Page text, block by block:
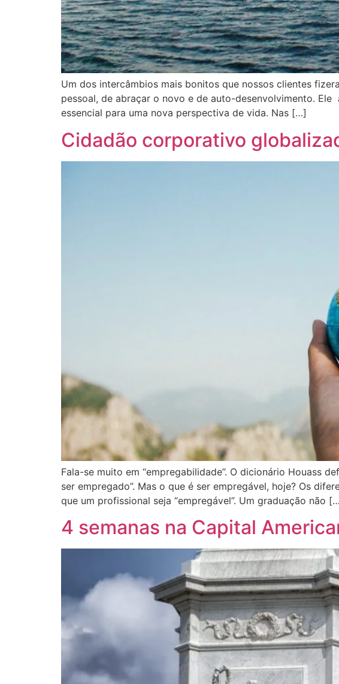
Um dos intercâmbios mais bonitos que nossos clientes
pessoal, de abraçar o novo e de auto-desenvolvimento.
essencial para uma nova perspectiva de vida. Nas […]
Cidadão corporativo
Fala-se muito em “empregabilidade”. O dicionário Houass
ser empregado”. Mas o que é ser empregável, hoje? Os
que um profissional seja “empregável”. Um graduação não
4 semanas na Capital